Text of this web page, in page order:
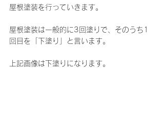
屋根塗装を行っていきます。
屋根塗装は一般的に3回塗りで、そのうち1
回目を「下塗り」と言います。
上記画像は下塗りになります。